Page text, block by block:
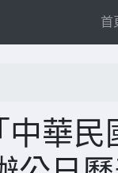
首
華民